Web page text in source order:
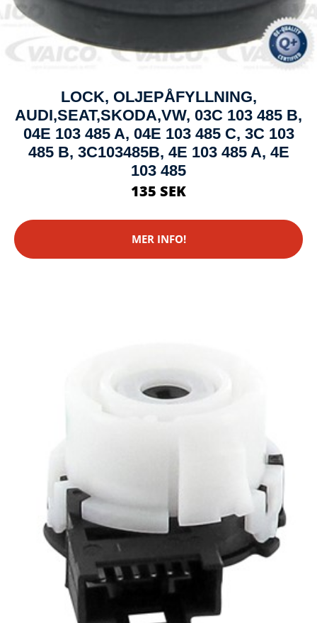
LOCK, OLJEPÅFYLLNING,
AUDI,SEAT,SKODA,VW, 03C 103 485 B,
04E 103 485 A, 04E 103 485 C, 3C 103
485 B, 3C103485B, 4E 103 485 A, 4E
103 485
135 SEK
MER INFO!